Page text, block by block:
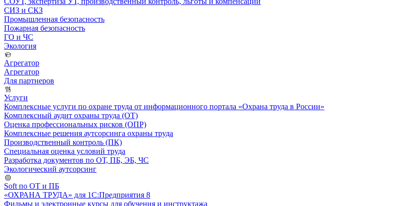
СИЗ и СКЗ
Промышленная безопасность
Пожарная безопасность
ГО и ЧС
Экология
Агрегатор
Агрегатор
Для партнеров
Услуги
Комплексные услуги по охране труда от информационного портала «Охрана труда в России»
Комплексный аудит охраны труда (ОТ)
Оценка профессиональных рисков (ОПР)
Комплексные решения аутсорсинга охраны труда
Производственный контроль (ПК)
Специальная оценка условий труда
Разработка документов по ОТ, ПБ, ЭБ, ЧС
Экологический аутсорсинг
Soft по ОТ и ПБ
«ОХРАНА ТРУДА» для 1С:Предприятия 8
Фильмы и электронные курсы для обучения и инструктажа